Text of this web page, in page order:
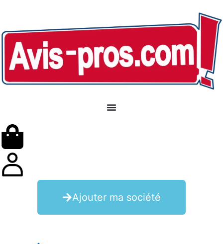
Ajouter ma société